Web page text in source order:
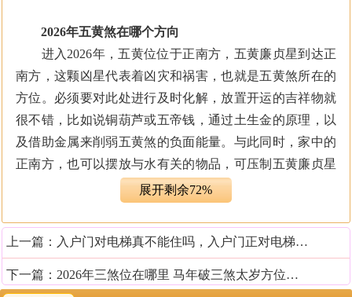
2026年五黄煞在哪个方向
进入2026年，五黄位位于正南方，五黄廉贞星到达正
南方，这颗凶星代表着凶灾和祸害，也就是五黄煞所在的
方位。必须要对此处进行及时化解，放置开运的吉祥物就
很不错，比如说铜葫芦或五帝钱，通过土生金的原理，以
及借助金属来削弱五黄煞的负面能量。与此同时，家中的
正南方，也可以摆放与水有关的物品，可压制五黄廉贞星
的威力，比如说鱼缸、冰箱、饮水机等，都可以起到很不
千万不要将家中重要的风水方位设置在此处，比如说
开窗、卧床、大门等，否则会影响到家中的气场，经常会
展开剩余72%
上一篇： 入户门对电梯真不能住吗，入户门正对电梯怎么化解
下一篇： 2026年三煞位在哪里 马年破三煞太岁方位如何破解